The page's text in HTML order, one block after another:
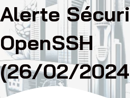
Alerte
OpenSSH
(26/02/